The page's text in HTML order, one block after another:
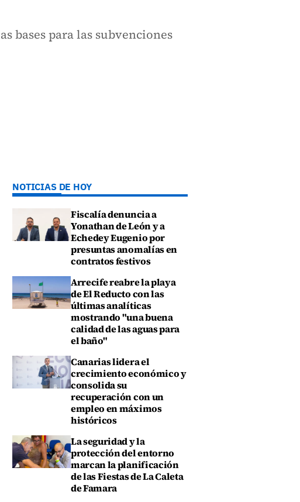
bases para las subvenciones
NOTICIAS DE HOY
Fiscalía denuncia a
Yonathan de León y a
Echedey Eugenio por
presuntas anomalías en
contratos festivos
Arrecife reabre la playa
de El Reducto con las
últimas analíticas
mostrando "una buena
calidad de las aguas para
el baño"
Canarias lidera el
crecimiento económico y
consolida su
recuperación con un
empleo en máximos
históricos
La seguridad y la
protección del entorno
marcan la planificación
de las Fiestas de La Caleta
de Famara